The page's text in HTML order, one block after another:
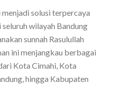
solusi terpercaya
wilayah Bandung
sunnah Rasulullah
ini menjangkau berbagai
Kota Cimahi, Kota
hingga Kabupaten